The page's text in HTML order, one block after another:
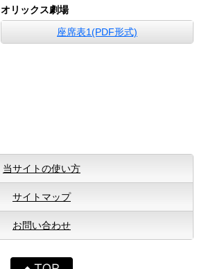
オリックス劇場
座席表1(PDF形式)
当サイトの使い方
サイトマップ
お問い合わせ